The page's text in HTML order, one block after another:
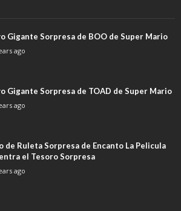
Gigante Sorpresa de BOO de Super Mario
ago
Gigante Sorpresa de TOAD de Super Mario
ago
de Ruleta Sorpresa de Encanto La Pelicula
el Tesoro Sorpresa
ago